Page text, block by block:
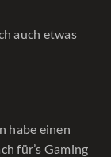
auch etwas
habe einen
für’s Gaming